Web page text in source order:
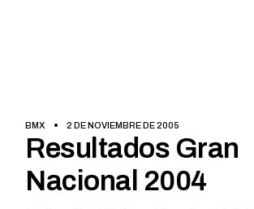
BMX 2 DE NOVIEMBRE DE 2005
Resultados Gran
Nacional 2004